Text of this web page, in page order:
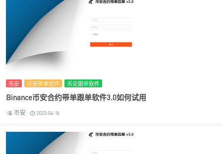
币安 币安带单软件 币安跟单软件
Binance币安合约带单跟单软件3.0如何试用
币安 2023-04-16